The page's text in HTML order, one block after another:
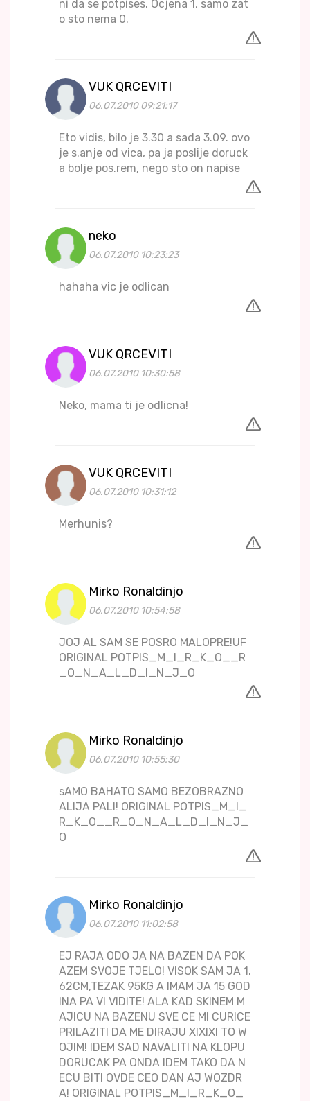
ni da se potpises. Ocjena 1, samo zat
o sto nema 0.
VUK QRCEVITI
06.07.2010 09:21:17
Eto vidis, bilo je 3.30 a sada 3.09. ovo
je s.anje od vica, pa ja poslije doruck
a bolje pos.rem, nego sto on napise
neko
06.07.2010 10:23:23
hahaha vic je odlican
VUK QRCEVITI
06.07.2010 10:30:58
Neko, mama ti je odlicna!
VUK QRCEVITI
06.07.2010 10:31:12
Merhunis?
Mirko Ronaldinjo
06.07.2010 10:54:58
JOJ AL SAM SE POSRO MALOPRE!UF
ORIGINAL POTPIS_M_I_R_K_O__R
_O_N_A_L_D_I_N_J_O
Mirko Ronaldinjo
06.07.2010 10:55:30
sAMO BAHATO SAMO BEZOBRAZNO
ALIJA PALI! ORIGINAL POTPIS_M_I_
R_K_O__R_O_N_A_L_D_I_N_J_
O
Mirko Ronaldinjo
06.07.2010 11:02:58
EJ RAJA ODO JA NA BAZEN DA POK
AZEM SVOJE TJELO! VISOK SAM JA 1.
62CM,TEZAK 95KG A IMAM JA 15 GOD
INA PA VI VIDITE! ALA KAD SKINEM M
AJICU NA BAZENU SVE CE MI CURICE
PRILAZITI DA ME DIRAJU XIXIXI TO W
OJIM! IDEM SAD NAVALITI NA KLOPU
DORUCAK PA ONDA IDEM TAKO DA N
ECU BITI OVDE CEO DAN AJ WOZDR
A! ORIGINAL POTPIS_M_I_R_K_O_